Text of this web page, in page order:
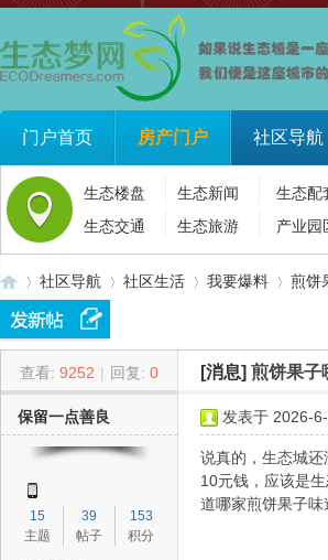
门户首页 房产门户 社区导航
生态楼盘 生态新闻
生态配
生态交通
生态旅游 产业园
»
社区导航 社区生活 我要爆料
›
煎饼
查看: 9252 | 回复: 0 [消息] 煎饼果子
保留一点善良
15
主题
39
帖子
153
积分
发表于 2026-
说真的，生态城
10元钱，应该是
道哪家煎饼果子